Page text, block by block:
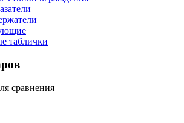
таблички
сравнения